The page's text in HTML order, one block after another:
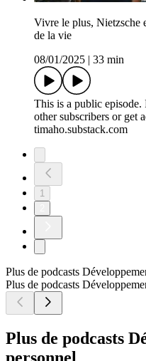
Vivre le plus, Nietzsche
de la vie
08/01/2025
33 min
This is a public
other subscribers or get
timaho.substack.com
1
Plus de podcasts
Plus de podcasts
Plus de podcasts